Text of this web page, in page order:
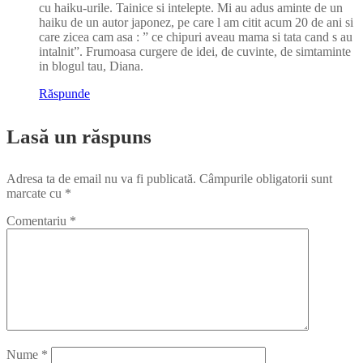
cu haiku-urile. Tainice si intelepte. Mi au adus aminte de un
haiku de un autor japonez, pe care l am citit acum 20 de ani si
care zicea cam asa : ” ce chipuri aveau mama si tata cand s au
intalnit”. Frumoasa curgere de idei, de cuvinte, de simtaminte
in blogul tau, Diana.
Răspunde
Lasă un răspuns
Adresa ta de email nu va fi publicată. Câmpurile obligatorii sunt
marcate cu *
Comentariu *
Nume *